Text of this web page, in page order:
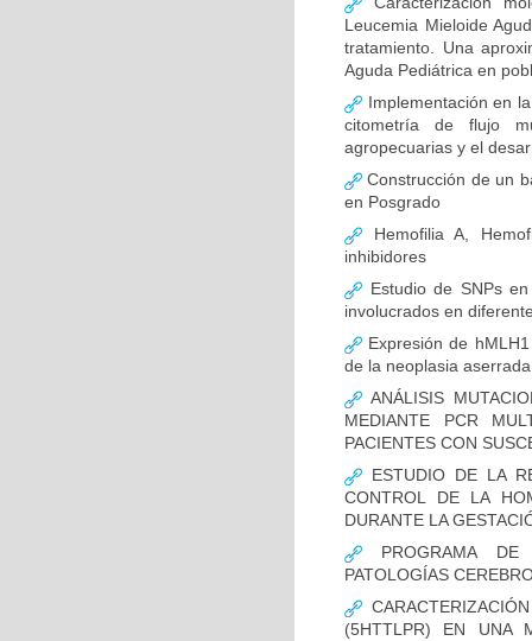
Leucemia Mieloide
tratamiento. Una
Aguda Pediátrica en
Implementación en
citometría de flujo
agropecuarias y el
Construcción de un
en Posgrado
Hemofilia A,
inhibidores
Estudio de SNPs
involucrados en
Expresión de
de la neoplasia
ANÁLISIS
MEDIANTE PCR
PACIENTES CON
ESTUDIO DE LA
CONTROL DE LA
DURANTE LA
PROGRAMA DE
PATOLOGÍAS
(5HTTLPR) EN UNA